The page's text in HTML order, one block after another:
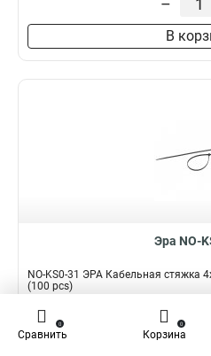
–
В
Эра NO-
NO-KS0-31 ЭРА Кабельная стяжка
(100 pcs)
Подробнее
Наличие:
Сравнить
0
Корзина
0